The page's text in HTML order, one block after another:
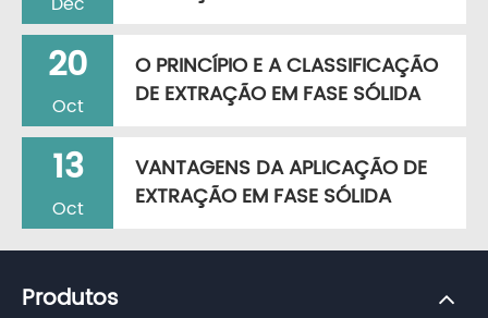
20
Oct
O PRINCÍPIO E A CLASSIFICAÇÃO
DE EXTRAÇÃO EM FASE SÓLIDA
13
Oct
VANTAGENS DA APLICAÇÃO DE
EXTRAÇÃO EM FASE SÓLIDA
Produtos